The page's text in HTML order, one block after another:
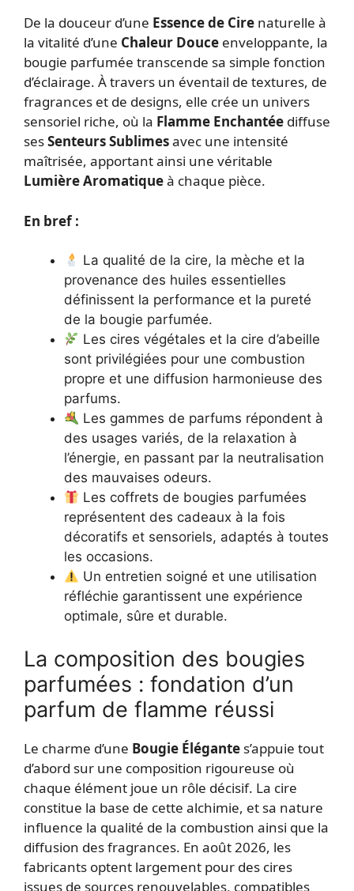
De la douceur d’une Essence de Cire naturelle à
la vitalité d’une Chaleur Douce enveloppante, la
bougie parfumée transcende sa simple fonction
d’éclairage. À travers un éventail de textures, de
fragrances et de designs, elle crée un univers
sensoriel riche, où la Flamme Enchantée diffuse
sesSenteurs Sublimesavec une intensité
maîtrisée, apportant ainsi une véritable
Lumière Aromatiqueà chaque pièce.
En bref :
La qualité de la cire, la mèche et la
provenance des huiles essentielles
définissent la performance et la pureté
de la bougie parfumée.
Les cires végétales et la cire d’abeille
sont privilégiées pour une combustion
propre et une diffusion harmonieuse des
parfums.
Les gammes de parfums répondent à
des usages variés, de la relaxation à
l’énergie, en passant par la neutralisation
des mauvaises odeurs.
Les coffrets de bougies parfumées
représentent des cadeaux à la fois
décoratifs et sensoriels, adaptés à toutes
les occasions.
Un entretien soigné et une utilisation
réfléchie garantissent une expérience
optimale, sûre et durable.
La composition des bougies
parfumées : fondation d’un
parfum de flamme réussi
Le charme d’une Bougie Élégante s’appuie tout
d’abord sur une composition rigoureuse où
chaque élément joue un rôle décisif. La cire
constitue la base de cette alchimie, et sa nature
influence la qualité de la combustion ainsi que la
diffusion des fragrances. En août 2026, les
fabricants optent largement pour des cires
issues de sources renouvelables, compatibles